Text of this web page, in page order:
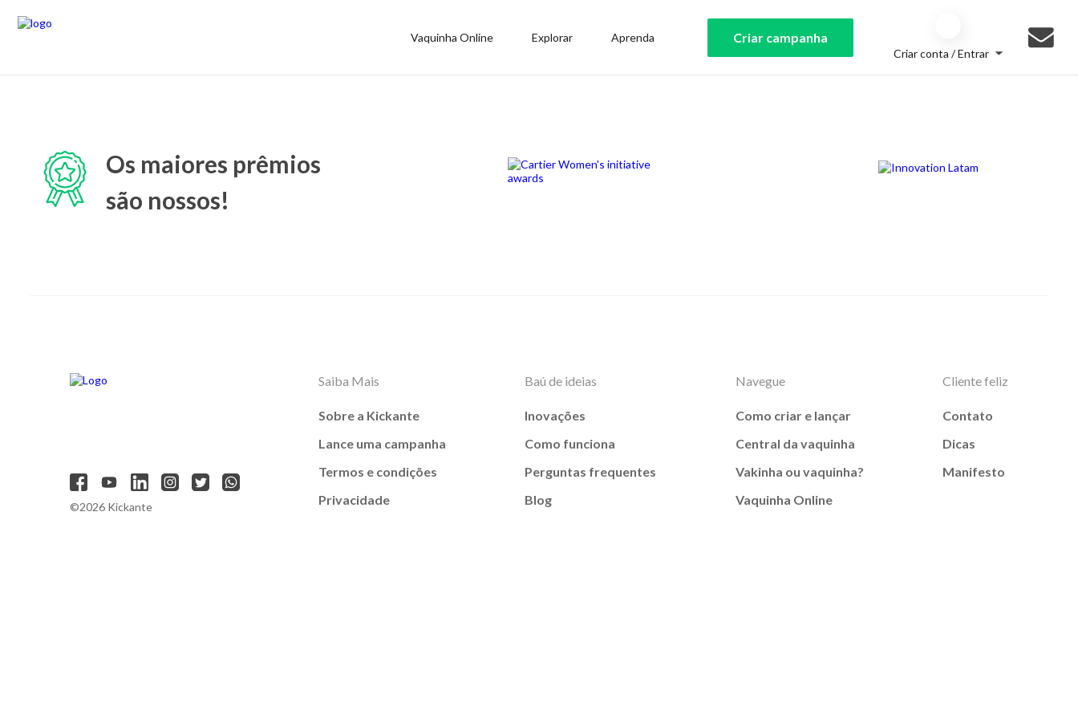
Vaquinha Online Explorar Aprenda Criar campanha
Criar conta / Entrar
Os maiores prêmios
são nossos!
©2026 Kickante
Saiba Mais
Sobre a Kickante
Lance uma campanha
Termos e condições
Privacidade
Baú de ideias
Inovações
Como funciona
Perguntas frequentes
Blog
Navegue
Como criar e lançar
Central da vaquinha
Vakinha ou vaquinha?
Vaquinha Online
Cliente feliz
Contato
Dicas
Manifesto